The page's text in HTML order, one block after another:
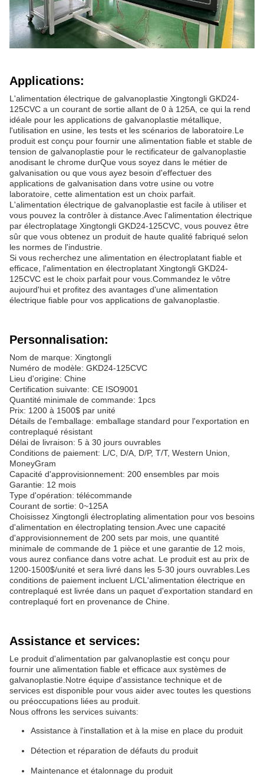
Applications:
L'alimentation électrique de galvanoplastie Xingtongli GKD24-
125CVC a un courant de sortie allant de 0 à 125A, ce qui la rend
idéale pour les applications de galvanoplastie métallique,
l'utilisation en usine, les tests et les scénarios de laboratoire.Le
produit est conçu pour fournir une alimentation fiable et stable de
tension de galvanoplastie pour le rectificateur de galvanoplastie
anodisant le chrome durQue vous soyez dans le métier de
galvanisation ou que vous ayez besoin d'effectuer des
applications de galvanisation dans votre usine ou votre
laboratoire, cette alimentation est un choix parfait.
L'alimentation électrique de galvanoplastie est facile à utiliser et
vous pouvez la contrôler à distance.Avec l'alimentation électrique
par électroplatage Xingtongli GKD24-125CVC, vous pouvez être
sûr que vous obtenez un produit de haute qualité fabriqué selon
les normes de l'industrie.
Si vous recherchez une alimentation en électroplatant fiable et
efficace, l'alimentation en électroplatant Xingtongli GKD24-
125CVC est le choix parfait pour vous.Commandez le vôtre
aujourd'hui et profitez des avantages d'une alimentation
électrique fiable pour vos applications de galvanoplastie.
Personnalisation:
Nom de marque: Xingtongli
Numéro de modèle: GKD24-125CVC
Lieu d'origine: Chine
Certification suivante: CE ISO9001
Quantité minimale de commande: 1pcs
Prix: 1200 à 1500$ par unité
Détails de l'emballage: emballage standard pour l'exportation en
contreplaqué résistant
Délai de livraison: 5 à 30 jours ouvrables
Conditions de paiement: L/C, D/A, D/P, T/T, Western Union,
MoneyGram
Capacité d'approvisionnement: 200 ensembles par mois
Garantie: 12 mois
Type d'opération: télécommande
Courant de sortie: 0~125A
Choisissez Xingtongli électroplating alimentation pour vos besoins
d'alimentation en électroplating tension.Avec une capacité
d'approvisionnement de 200 sets par mois, une quantité
minimale de commande de 1 pièce et une garantie de 12 mois,
vous aurez confiance dans votre achat. Le produit est au prix de
1200-1500$/unité et sera livré dans les 5-30 jours ouvrables.Les
conditions de paiement incluent L/CL'alimentation électrique en
contreplaqué est livrée dans un paquet d'exportation standard en
contreplaqué fort en provenance de Chine.
Assistance et services:
Le produit d'alimentation par galvanoplastie est conçu pour
fournir une alimentation fiable et efficace aux systèmes de
galvanoplastie.Notre équipe d'assistance technique et de
services est disponible pour vous aider avec toutes les questions
ou préoccupations liées au produit.
Nous offrons les services suivants:
Assistance à l'installation et à la mise en place du produit
Détection et réparation de défauts du produit
Maintenance et étalonnage du produit